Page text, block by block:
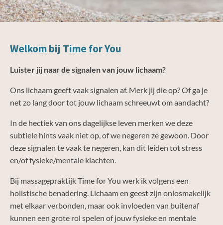
Welkom bij Time for You
Luister jij naar de signalen van jouw lichaam?
Ons lichaam geeft vaak signalen af. Merk jij die op? Of ga je
net zo lang door tot jouw lichaam schreeuwt om aandacht?
In de hectiek van ons dagelijkse leven merken we deze
subtiele hints vaak niet op, of we negeren ze gewoon. Door
deze signalen te vaak te negeren, kan dit leiden tot stress
en/of fysieke/mentale klachten.
Bij massagepraktijk Time for You werk ik volgens een
holistische benadering. Lichaam en geest zijn onlosmakelijk
met elkaar verbonden, maar ook invloeden van buitenaf
kunnen een grote rol spelen of jouw fysieke en mentale